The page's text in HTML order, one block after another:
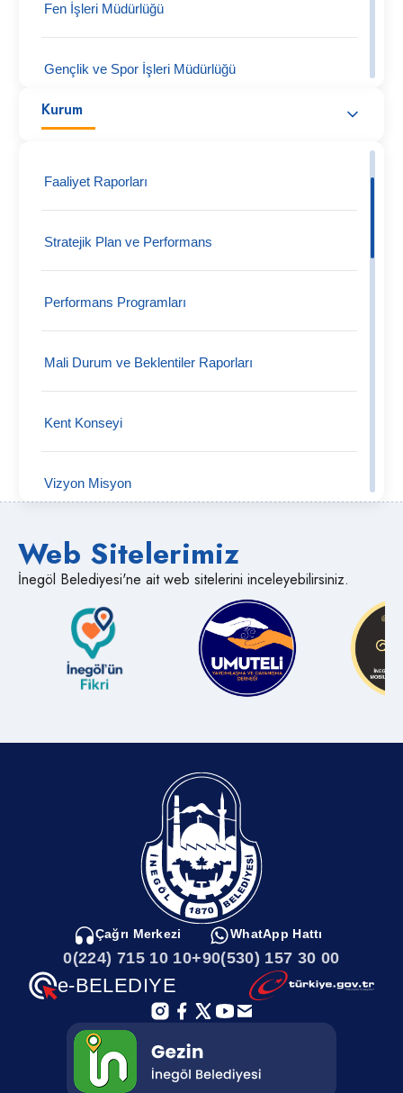
Fen İşleri Müdürlüğü
Gençlik ve Spor İşleri Müdürlüğü
Hukuk İşleri Müdürlüğü
İmar ve Şehircilik Müdürlüğü
Kültür ve Sosyal İşler Müdürlüğü
Mali Hizmetler Müdürlüğü
Mezarlık İşleri Müdürlüğü
Muhtarlık İşleri Müdürlüğü
Park ve Bahçeler Müdürlüğü
Ruhsat ve Denetim Müdürlüğü
Sosyal Yardım İşleri Müdürlüğü
Strateji Geliştirme Müdürlüğü
Veteriner İşleri Müdürlüğü
Yazı İşleri Müdürlüğü
Ortak Görevler
Kurum
Faaliyet Raporları
Stratejik Plan ve Performans
Performans Programları
Mali Durum ve Beklentiler Raporları
Kent Konseyi
Vizyon Misyon
Organizasyon Şeması
Kalite Politikalarımız
Web Sitesi Gizlilik Politikası
Bilgi Güvenliği Politikası
Hassas Görevler Listesi
İstatistik Raporları
Banka Hesap Numaraları
Çalıştay Raporları
Web Sitelerimiz
İnegöl Belediyesi'ne ait web sitelerini inceleyebilirsiniz.
Çağrı Merkezi
0(224) 715 10 10
WhatApp Hattı
+90(530) 157 30 00
e-BELEDIYE